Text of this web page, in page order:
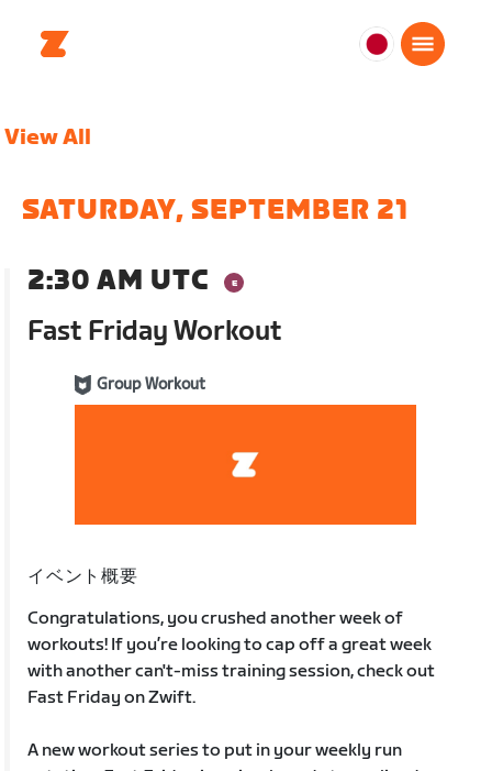
日
View All
SATURDAY, SEPTEMBER 21
2:30 AM UTC
Fast Friday Workout
Group Workout
イベント概要
Congratulations, you crushed another week of
workouts! If you’re looking to cap off a great week
with another can't-miss training session, check out
Fast Friday on Zwift.
A new workout series to put in your weekly run